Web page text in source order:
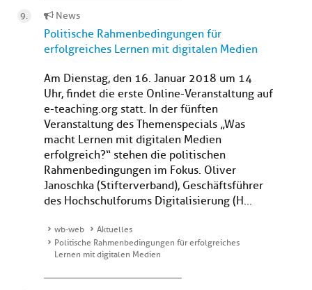
News
Politische Rahmenbedingungen für
erfolgreiches Lernen mit digitalen Medien
Am Dienstag, den 16. Januar 2018 um 14
Uhr, findet die erste Online-Veranstaltung auf
e-teaching.org statt. In der fünften
Veranstaltung des Themenspecials „Was
macht Lernen mit digitalen Medien
erfolgreich?“ stehen die politischen
Rahmenbedingungen im Fokus. Oliver
Janoschka (Stifterverband), Geschäftsführer
des Hochschulforums Digitalisierung (H...
wb-web
Aktuelles
Politische Rahmenbedingungen für erfolgreiches
Lernen mit digitalen Medien